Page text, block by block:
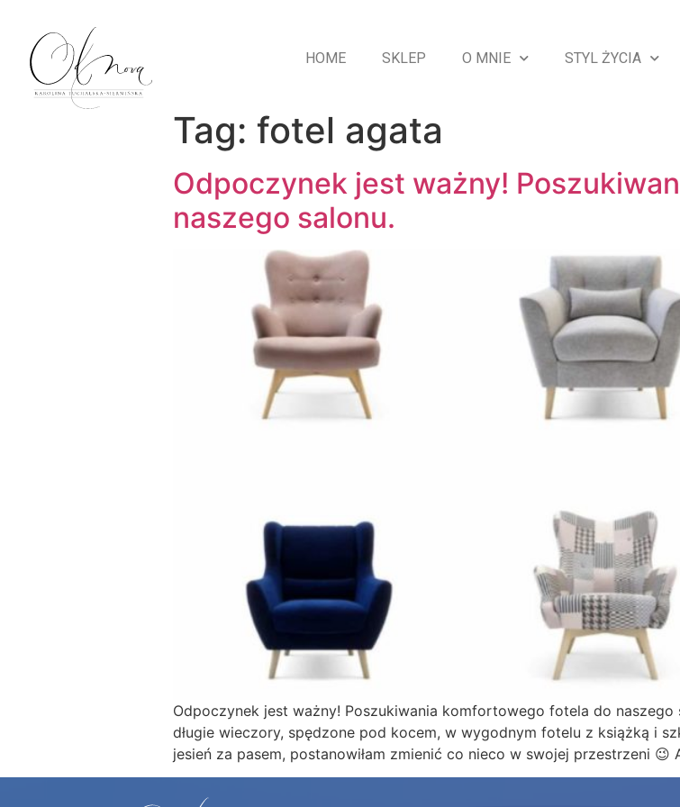
HOME SKLEP O MNIE STYL ŻYCIA
Tag: fotel agata
Odpoczynek jest ważny!
naszego salonu.
Odpoczynek jest ważny! Poszukiwania komfortowego fotela do naszego
długie wieczory, spędzone pod kocem, w wygodnym fotelu z książką i
jesień za pasem, postanowiłam zmienić co nieco w swojej przestrzeni